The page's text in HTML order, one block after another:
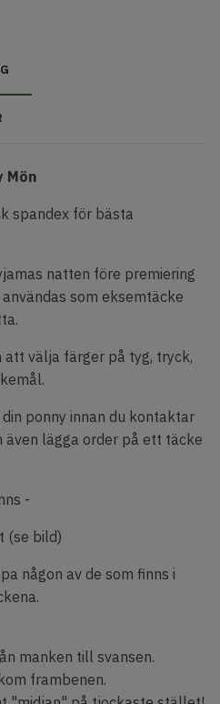
Mön
spandex för bästa
natten före premiering
som eksemtäcke
välja färger på tyg, tryck,
ponny innan du kontaktar
även lägga order på ett täcke
-
(se bild)
någon av de som finns i
manken till svansen.
frambenen.